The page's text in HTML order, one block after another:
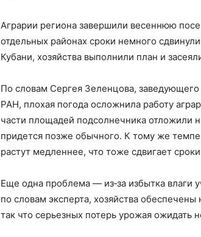
Аграрии региона завершили весеннюю
отдельных районах сроки немного
Кубани, хозяйства выполнили план и
По словам Сергея Зеленцова,
РАН, плохая погода осложнила работу
части площадей подсолнечника отложили
придется позже обычного. К тому же
растут медленнее, что тоже сдвигает
Еще одна проблема — из‑за избытка влаги
по словам эксперта, хозяйства
так что серьезных потерь урожая ожидать